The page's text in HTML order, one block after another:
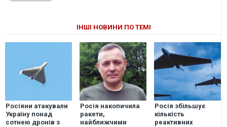
ІНШІ НОВИНИ ПО ТЕМІ
Росіяни атакували
Україну понад
сотнею дронів з
Росія накопичила
ракети,
найближчими
Росія збільшує
кількість
реактивних